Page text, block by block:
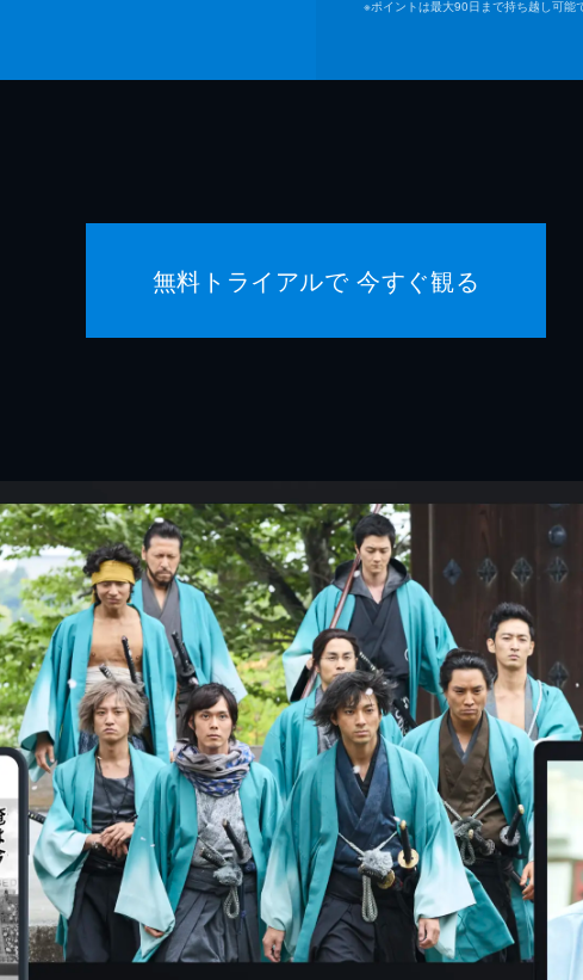
※ポイントは最大90日まで持ち越し可能
無料トライアルで 今すぐ観る